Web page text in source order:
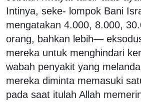
Intinya, seke- lompok Bani
mengatakan 4.000, 8.000,
orang, bahkan lebih―
mereka untuk menghindari
wabah penyakit yang
mereka diminta memasuki
pada saat itulah Allah